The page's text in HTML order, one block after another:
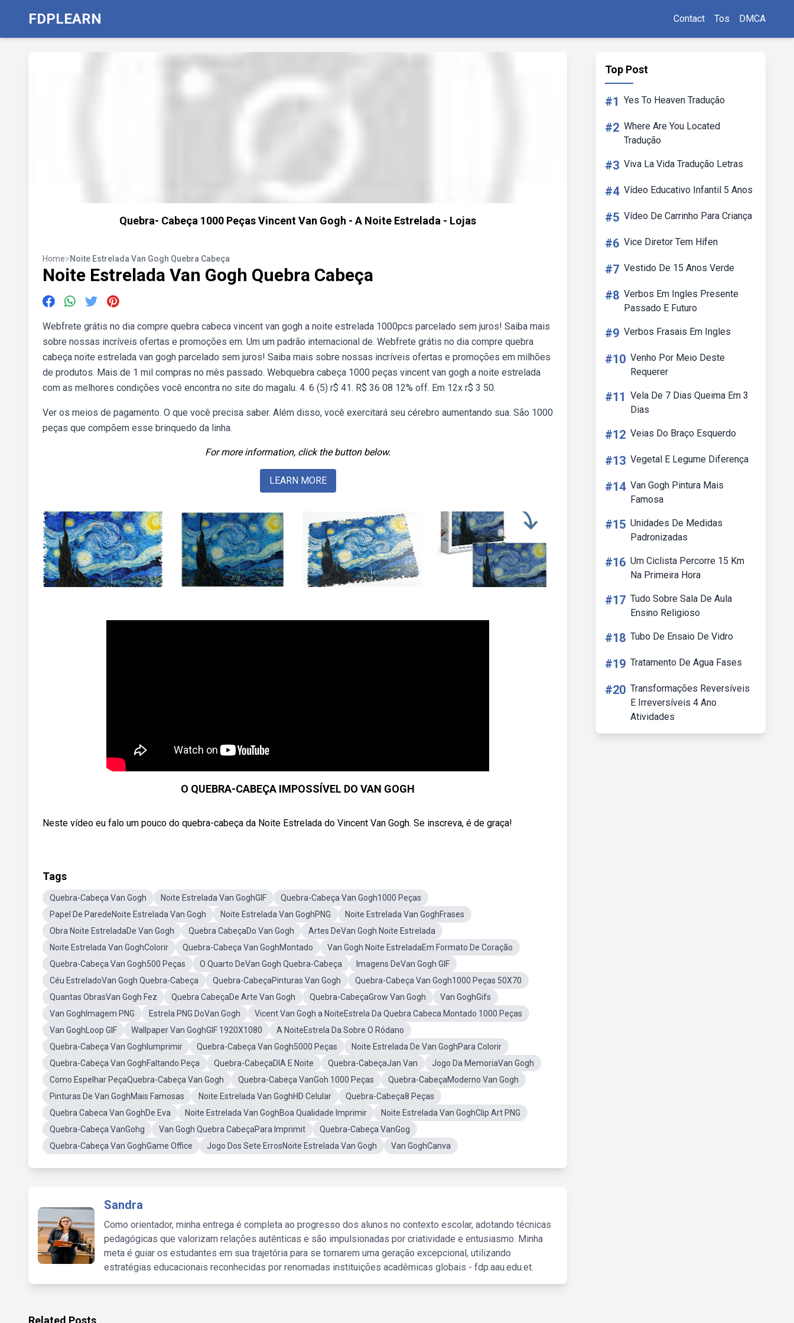
FDPLEARN Contact Tos DMCA
Quebra- Cabeça 1000 Peças Vincent Van Gogh - A Noite Estrelada - Lojas
Home>Noite Estrelada Van Gogh Quebra Cabeça
Noite Estrelada Van Gogh Quebra Cabeça
Webfrete grátis no dia compre quebra cabeca vincent van gogh a noite estrelada 1000pcs parcelado sem juros! Saiba mais
sobre nossas incríveis ofertas e promoções em. Um um padrão internacional de. Webfrete grátis no dia compre quebra
cabeça noite estrelada van gogh parcelado sem juros! Saiba mais sobre nossas incríveis ofertas e promoções em milhões
de produtos. Mais de 1 mil compras no mês passado. Webquebra cabeça 1000 peças vincent van gogh a noite estrelada
com as melhores condições você encontra no site do magalu. 4. 6 (5) r$ 41. R$ 36 08 12% off. Em 12x r$ 3 50.
Ver os meios de pagamento. O que você precisa saber. Além disso, você exercitará seu cérebro aumentando sua. São 1000
peças que compõem esse brinquedo da linha.
For more information, click the button below.
LEARN MORE
O QUEBRA-CABEÇA IMPOSSÍVEL DO VAN GOGH
Neste vídeo eu falo um pouco do quebra-cabeça da Noite Estrelada do Vincent Van Gogh. Se inscreva, é de graça!
Tags
Quebra-Cabeça Van Gogh Noite Estrelada Van GoghGIF
Quebra-Cabeça Van Gogh1000 Peças
Papel De ParedeNoite Estrelada Van Gogh
Noite Estrelada Van GoghPNG
Noite Estrelada Van GoghFrases
Obra Noite EstreladaDe Van Gogh
Quebra CabeçaDo Van Gogh
Artes DeVan Gogh Noite Estrelada
Noite Estrelada Van GoghColorir
Quebra-Cabeça Van GoghMontado
Van Gogh Noite EstreladaEm Formato De Coração
Quebra-Cabeça Van Gogh500 Peças
O Quarto DeVan Gogh Quebra-Cabeça
Imagens DeVan Gogh GIF
Céu EstreladoVan Gogh Quebra-Cabeça
Quebra-CabeçaPinturas Van Gogh
Quebra-Cabeça Van Gogh1000 Peças 50X70
Quantas ObrasVan Gogh Fez
Quebra CabeçaDe Arte Van Gogh Quebra-CabeçaGrow Van Gogh
Van GoghGifs
Van GoghImagem PNG
Estrela PNG DoVan Gogh
Vicent Van Gogh a NoiteEstrela Da Quebra Cabeca Montado 1000 Peças
Van GoghLoop GIF
Wallpaper Van GoghGIF 1920X1080
A NoiteEstrela Da Sobre O Ródano
Quebra-Cabeça Van GoghIumprimir
Quebra-Cabeça Van Gogh5000 Peças
Noite Estrelada De Van GoghPara Colorir
Quebra-Cabeça Van GoghFaltando Peça
Quebra-CabeçaDIA E Noite Quebra-CabeçaJan Van
Jogo Da MemoriaVan Gogh
Como Espelhar PeçaQuebra-Cabeça Van Gogh
Quebra-Cabeça VanGoh 1000 Peças
Quebra-CabeçaModerno Van Gogh
Pinturas De Van GoghMais Famosas
Noite Estrelada Van GoghHD Celular
Quebra-Cabeça8 Peças
Quebra Cabeca Van GoghDe Eva
Noite Estrelada Van GoghBoa Qualidade Imprimir
Noite Estrelada Van GoghClip Art PNG
Quebra-Cabeça VanGohg
Van Gogh Quebra CabeçaPara Imprimit
Quebra-Cabeça VanGog
Quebra-Cabeça Van GoghGame Office
Jogo Dos Sete ErrosNoite Estrelada Van Gogh Van GoghCanva
Sandra
Como orientador, minha entrega é completa ao progresso dos alunos no contexto escolar, adotando técnicas
pedagógicas que valorizam relações autênticas e são impulsionadas por criatividade e entusiasmo. Minha
meta é guiar os estudantes em sua trajetória para se tornarem uma geração excepcional, utilizando
estratégias educacionais reconhecidas por renomadas instituições acadêmicas globais - fdp.aau.edu.et.
Top Post
#1 Yes To Heaven Tradução
#2 Where Are You Located
Tradução
#3 Viva La Vida Tradução Letras
#4 Vídeo Educativo Infantil 5 Anos
#5 Vídeo De Carrinho Para Criança
#6 Vice Diretor Tem Hífen
#7 Vestido De 15 Anos Verde
#8 Verbos Em Ingles Presente
Passado E Futuro
#9 Verbos Frasais Em Ingles
#10 Venho Por Meio Deste
Requerer
#11 Vela De 7 Dias Queima Em 3
Dias
#12 Veias Do Braço Esquerdo
#13 Vegetal E Legume Diferença
#14 Van Gogh Pintura Mais
Famosa
#15 Unidades De Medidas
Padronizadas
#16 Um Ciclista Percorre 15 Km
Na Primeira Hora
#17 Tudo Sobre Sala De Aula
Ensino Religioso
#18 Tubo De Ensaio De Vidro
#19 Tratamento De Agua Fases
#20 Transformações Reversíveis
E Irreversíveis 4 Ano
Atividades
Related Posts